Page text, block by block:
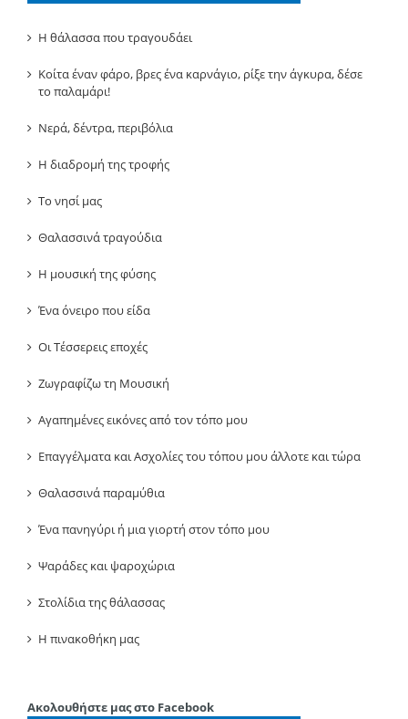
Η θάλασσα που τραγουδάει
Κοίτα έναν φάρο, βρες ένα καρνάγιο, ρίξε την άγκυρα, δέσε
το παλαμάρι!
Νερά, δέντρα, περιβόλια
Η διαδρομή της τροφής
Το νησί μας
Θαλασσινά τραγούδια
Η μουσική της φύσης
Ένα όνειρο που είδα
Οι Τέσσερεις εποχές
Ζωγραφίζω τη Μουσική
Αγαπημένες εικόνες από τον τόπο μου
Επαγγέλματα και Ασχολίες του τόπου μου άλλοτε και τώρα
Θαλασσινά παραμύθια
Ένα πανηγύρι ή μια γιορτή στον τόπο μου
Ψαράδες και ψαροχώρια
Στολίδια της θάλασσας
Η πινακοθήκη μας
Ακολουθήστε μας στο Facebook